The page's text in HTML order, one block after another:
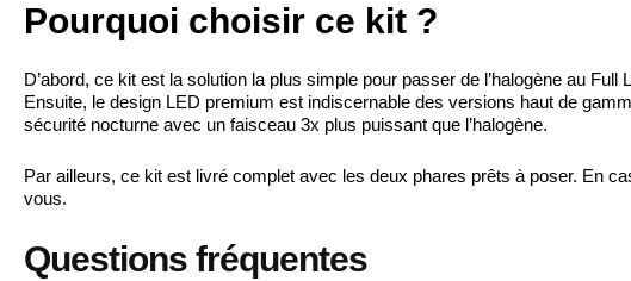
Pourquoi choisir ce kit ?
D’abord, ce kit est la solution la plus simple pour passer de l’halogène au
Ensuite, le design LED premium est indiscernable des versions haut de
sécurité nocturne avec un faisceau 3x plus puissant que l’halogène.
Par ailleurs, ce kit est livré complet avec les deux phares prêts à poser. En
vous.
Questions fréquentes